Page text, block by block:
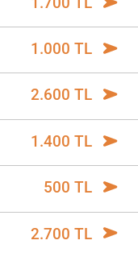
1.000 TL
2.600 TL
1.400 TL
500 TL
2.700 TL